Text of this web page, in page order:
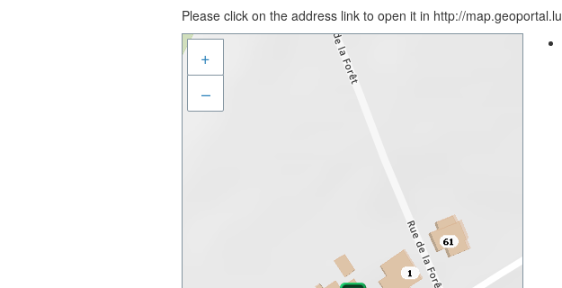
Please click on the address link to open it in http://map.geoportal.lu
+
–